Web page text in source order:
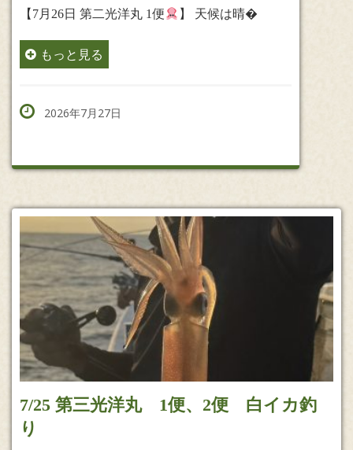
【7月26日 第二光洋丸 1便 】 天候は晴�
もっと見る
2026年7月27日
7/25 第三光洋丸 1便、2便 白イカ釣
り